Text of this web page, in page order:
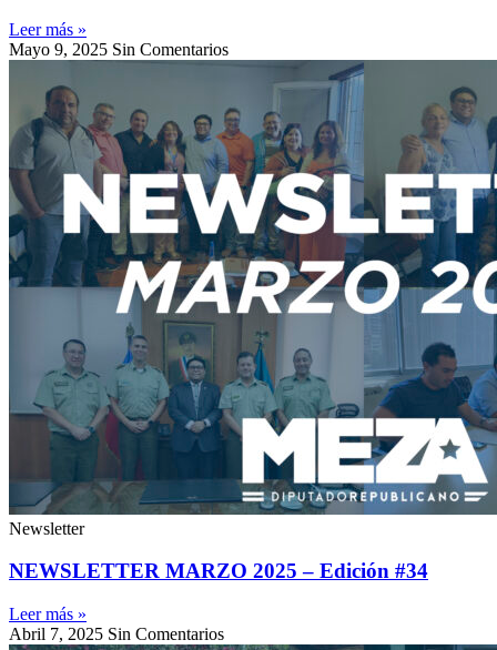
Leer más »
Mayo 9, 2025 Sin Comentarios
Newsletter
NEWSLETTER MARZO 2025 – Edición #34
Leer más »
Abril 7, 2025 Sin Comentarios